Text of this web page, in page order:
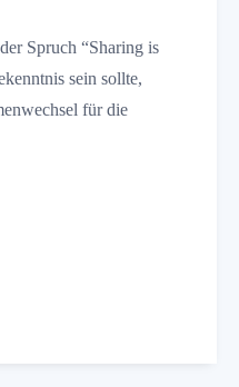
Spruch “Sharing is
sein sollte,
für die